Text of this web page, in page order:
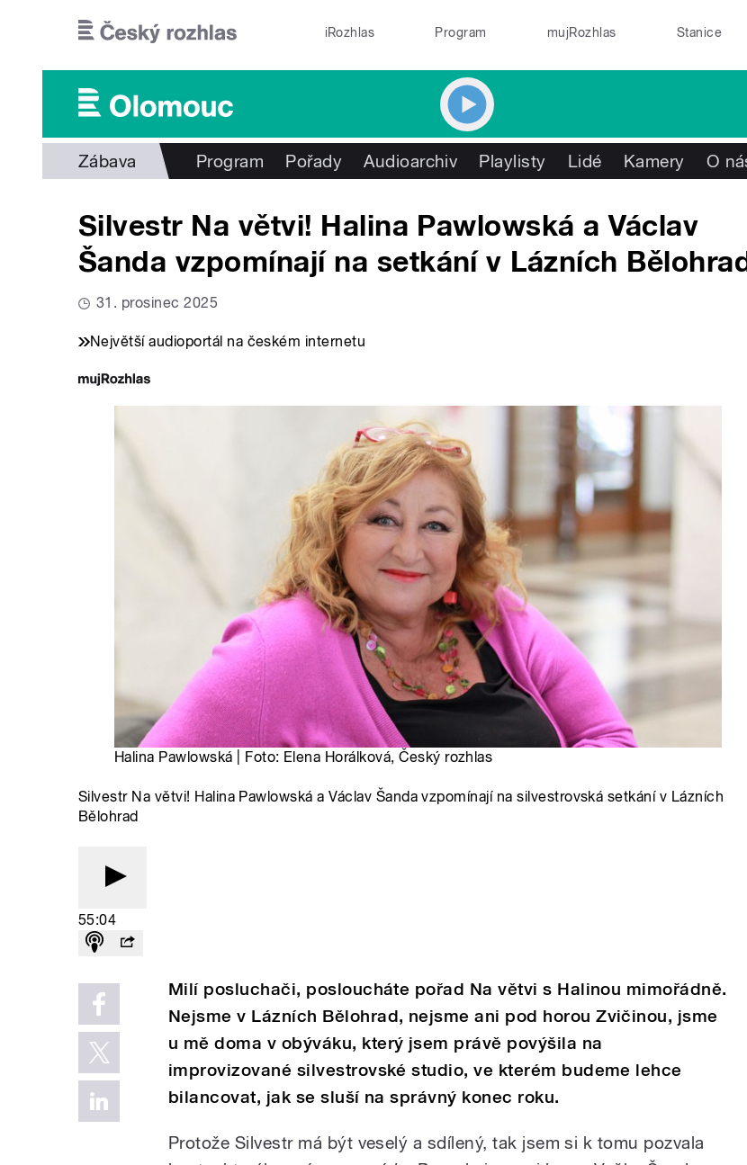
iRozhlas Program mujRozhlas Stanice
Zábava Program Pořady Audioarchiv Playlisty Lidé Kamery O
Silvestr Na větvi! Halina Pawlowská a Václav
Šanda vzpomínají na setkání v Lázních
31. prosinec 2025
Největší audioportál na českém internetu
Halina Pawlowská | Foto: Elena Horálková, Český rozhlas
Silvestr Na větvi! Halina Pawlowská a Václav Šanda vzpomínají na silvestrovská setkání v Lázních
Bělohrad
55:04
Milí posluchači, posloucháte pořad Na větvi s Halinou mimořádně.
Nejsme v Lázních Bělohrad, nejsme ani pod horou Zvičinou, jsme
u mě doma v obýváku, který jsem právě povýšila na
improvizované silvestrovské studio, ve kterém budeme lehce
bilancovat, jak se sluší na správný konec roku.
Protože Silvestr má být veselý a sdílený, tak jsem si k tomu pozvala